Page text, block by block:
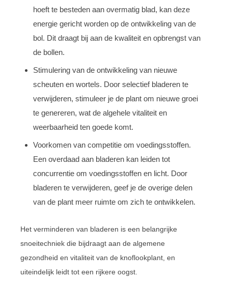
hoeft te besteden aan overmatig blad, kan deze
energie gericht worden op de ontwikkeling van de
bol. Dit draagt bij aan de kwaliteit en opbrengst van
de bollen.
Stimulering van de ontwikkeling van nieuwe
scheuten en wortels. Door selectief bladeren te
verwijderen, stimuleer je de plant om nieuwe groei
te genereren, wat de algehele vitaliteit en
weerbaarheid ten goede komt.
Voorkomen van competitie om voedingsstoffen.
Een overdaad aan bladeren kan leiden tot
concurrentie om voedingsstoffen en licht. Door
bladeren te verwijderen, geef je de overige delen
van de plant meer ruimte om zich te ontwikkelen.
Het verminderen van bladeren is een belangrijke
snoeitechniek die bijdraagt aan de algemene
gezondheid en vitaliteit van de knoflookplant, en
uiteindelijk leidt tot een rijkere oogst.